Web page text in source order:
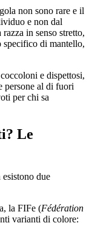
non sono rare e il
e non dal
in senso stretto,
specifico di mantello,
e dispettosi,
persone al di fuori
per chi sa
Le
due
la FIFe (Fédération
varianti di colore: